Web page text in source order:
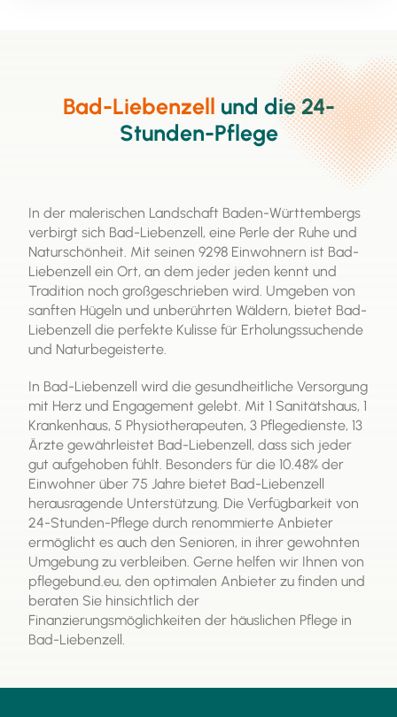
professioneller Pflegekräfte genutzt werden. Es ist
eine wichtige Ressource, um die häusliche Pflege zu
ermöglichen und die Lebensqualität von
Pflegebedürftigen zu verbessern.
Bad-Liebenzell und die 24-
Stunden-Pflege
In der malerischen Landschaft Baden-Württembergs
verbirgt sich Bad-Liebenzell, eine Perle der Ruhe und
Naturschönheit. Mit seinen 9298 Einwohnern ist Bad-
Liebenzell ein Ort, an dem jeder jeden kennt und
Tradition noch großgeschrieben wird. Umgeben von
sanften Hügeln und unberührten Wäldern, bietet Bad-
Liebenzell die perfekte Kulisse für Erholungssuchende
und Naturbegeisterte.
In Bad-Liebenzell wird die gesundheitliche Versorgung
mit Herz und Engagement gelebt. Mit 1 Sanitätshaus, 1
Krankenhaus, 5 Physiotherapeuten, 3 Pflegedienste, 13
Ärzte gewährleistet Bad-Liebenzell, dass sich jeder
gut aufgehoben fühlt. Besonders für die 10.48% der
Einwohner über 75 Jahre bietet Bad-Liebenzell
herausragende Unterstützung. Die Verfügbarkeit von
24-Stunden-Pflege durch renommierte Anbieter
ermöglicht es auch den Senioren, in ihrer gewohnten
Umgebung zu verbleiben. Gerne helfen wir Ihnen von
pflegebund.eu, den optimalen Anbieter zu finden und
beraten Sie hinsichtlich der
Finanzierungsmöglichkeiten der häuslichen Pflege in
Bad-Liebenzell.